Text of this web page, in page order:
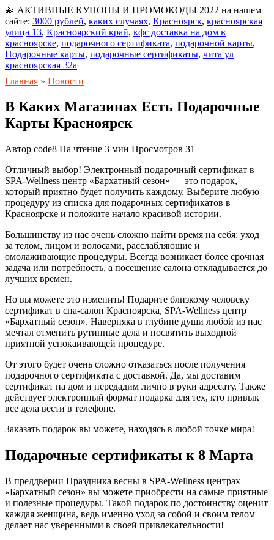
💫 АКТИВНЫЕ КУПОНЫ И ПРОМОКОДЫ 2022 на нашем
сайте: 3000 рублей, каких случаях, Красноярск, красноярская
улица 13, Красноярский край, кфс доставка на дом в
красноярске, подарочного сертификата, подарочной карты,
Подарочные карты, подарочные сертификаты, чита ул
красноярская 32а
Главная » Новости
В Каких Магазинах Есть Подарочные
Карты Красноярск
Автор code8 На чтение 3 мин Просмотров 31
Отличный выбор! Электронный подарочный сертификат в
SPA-Wellness центр «Бархатный сезон» — это подарок,
который приятно будет получить каждому. Выберите любую
процедуру из списка для подарочных сертификатов в
Красноярске и положите начало красивой истории.
Большинству из нас очень сложно найти время на себя: уход
за телом, лицом и волосами, расслабляющие и
омолаживающие процедуры. Всегда возникает более срочная
задача или потребность, а посещение салона откладывается до
лучших времен.
Но вы можете это изменить! Подарите близкому человеку
сертификат в спа-салон Красноярска, SPA-Wellness центр
«Бархатный сезон». Наверняка в глубине души любой из нас
мечтал отменить рутинные дела и посвятить выходной
приятной успокаивающей процедуре.
От этого будет очень сложно отказаться после получения
подарочного сертификата с доставкой. Да, мы доставим
сертификат на дом и передадим лично в руки адресату. Также
действует электронный формат подарка для тех, кто привык
все дела вести в телефоне.
Заказать подарок вы можете, находясь в любой точке мира!
Подарочные сертификаты к 8 Марта
В преддверии Праздника весны в SPA-Wellness центрах
«Бархатный сезон» вы можете приобрести на самые приятные
и полезные процедуры. Такой подарок по достоинству оценит
каждая женщина, ведь именно уход за собой и своим телом
делает нас уверенными в своей привлекательности!